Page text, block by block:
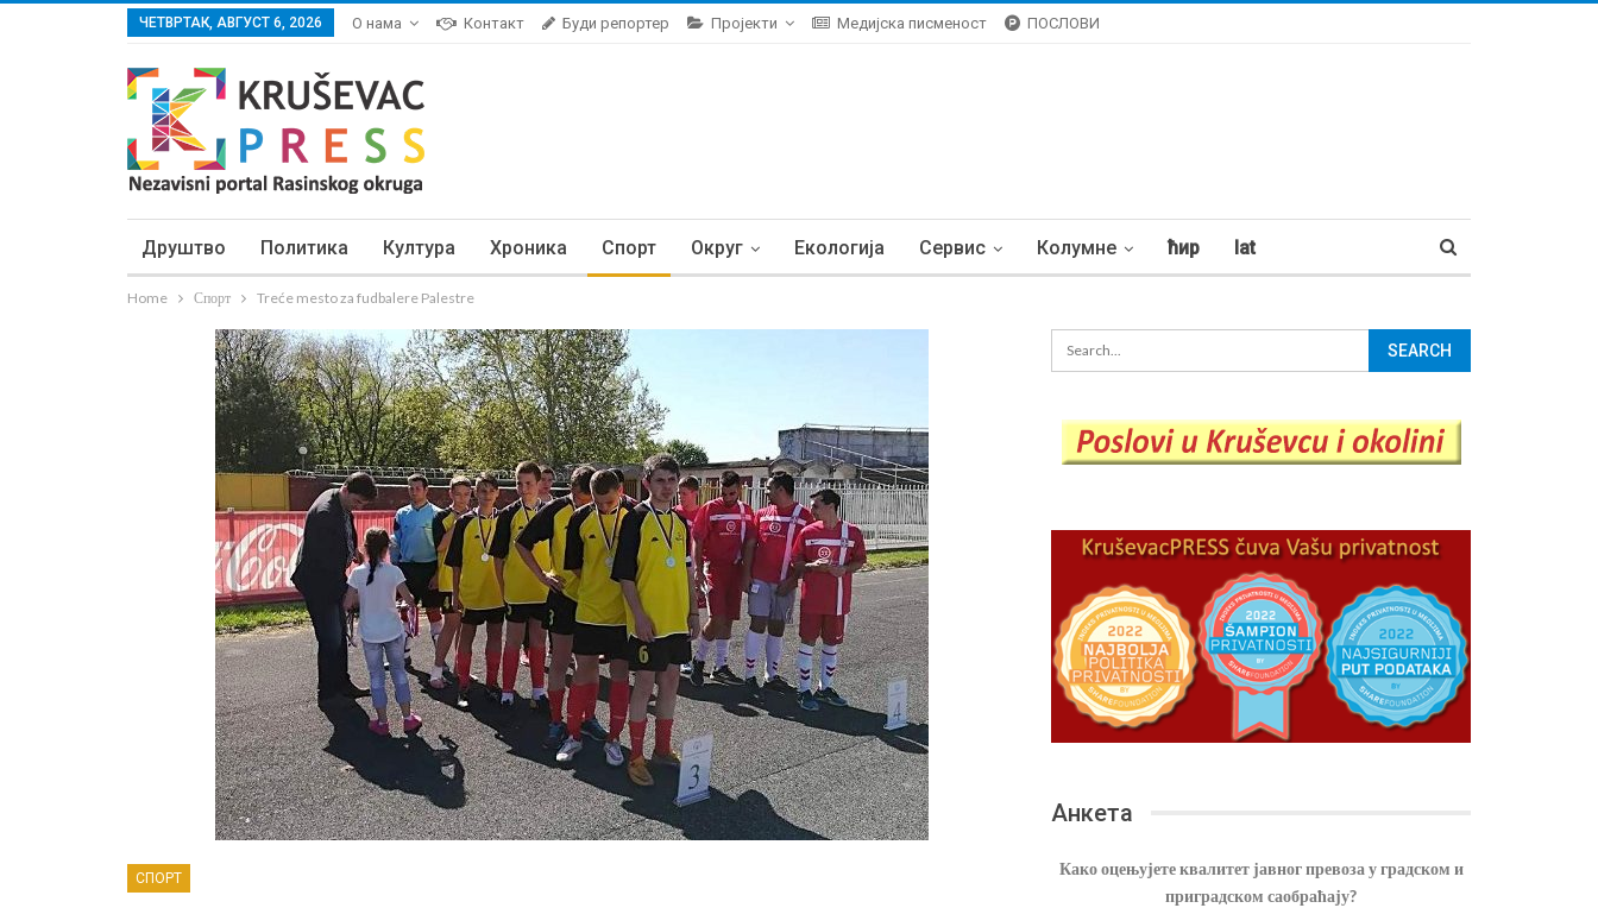
ЧЕТВРТАК, АВГУСТ 6, 2026 О нама Контакт Буди репортер Пројекти Медијска писменост ПОСЛОВИ
Друштво Политика Култура Хроника Спорт Округ Екологија Сервис Колумне ћир lat
Home Спорт Treće mesto za fudbalere Palestre
СПОРТ
Анкета
Како оцењујете квалитет јавног превоза у градском и
приградском саобраћају?